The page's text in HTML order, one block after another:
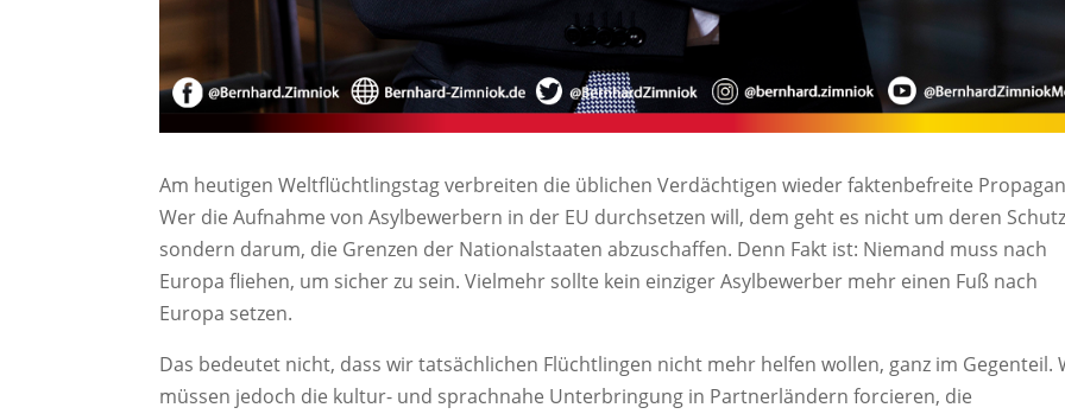
Am heutigen Weltflüchtlingstag verbreiten die üblichen Verdächtigen wieder faktenbefreite
Wer die Aufnahme von Asylbewerbern in der EU durchsetzen will, dem geht es nicht um deren
sondern darum, die Grenzen der Nationalstaaten abzuschaffen. Denn Fakt ist: Niemand muss nach
Europa fliehen, um sicher zu sein. Vielmehr sollte kein einziger Asylbewerber mehr einen Fuß nach
Europa setzen.
Das bedeutet nicht, dass wir tatsächlichen Flüchtlingen nicht mehr helfen wollen, ganz im Gegenteil.
müssen jedoch die kultur- und sprachnahe Unterbringung in Partnerländern forcieren, die